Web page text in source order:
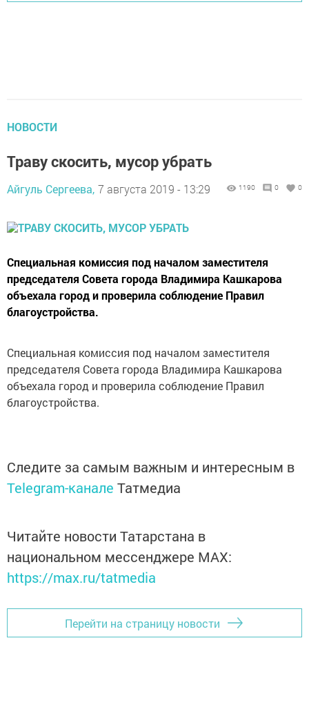
НОВОСТИ
Траву скосить, мусор убрать
Айгуль Сергеева, 7 августа 2019 - 13:29 1190 0 0
Специальная комиссия под началом заместителя
председателя Совета города Владимира Кашкарова
объехала город и проверила соблюдение Правил
благоустройства.
Специальная комиссия под началом заместителя
председателя Совета города Владимира Кашкарова
объехала город и проверила соблюдение Правил
благоустройства.
Следите за самым важным и интересным в
Telegram-канале Татмедиа
Читайте новости Татарстана в
национальном мессенджере MАХ:
https://max.ru/tatmedia
Перейти на страницу новости